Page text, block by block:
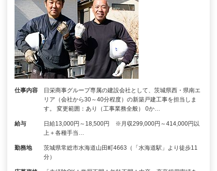
仕事内容
日栄商事グループ専属の建設会社として、茨城県西・県南エ
リア（会社から30～40分程度）の新築戸建工事を担当しま
す。 変更範囲：あり（工事業務全般） 0か…
給与
日給13,000円～18,500円 ※月収299,000円～414,000円以
上＋各種手当…
勤務地
茨城県常総市水海道山田町4663（「水海道駅」より徒歩11
分）